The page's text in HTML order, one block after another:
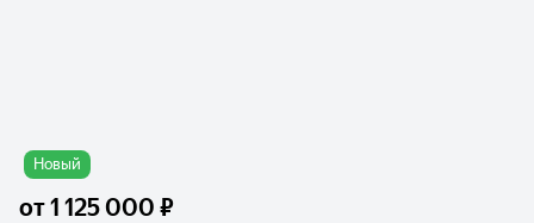
Новый
от1 125 000 ₽